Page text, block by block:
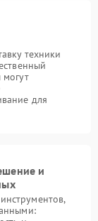
техники
для
и